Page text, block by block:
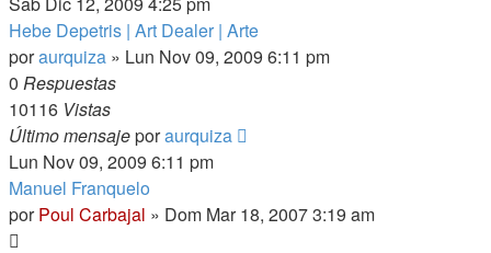
Hebe Depetris | Art Dealer | Arte
poraurquiza » Lun Nov 09, 2009 6:11 pm
0 Respuestas
10116 Vistas
Último mensajeporaurquiza
Lun Nov 09, 2009 6:11 pm
Manuel Franquelo
porPoul Carbajal » Dom Mar 18, 2007 3:19 am